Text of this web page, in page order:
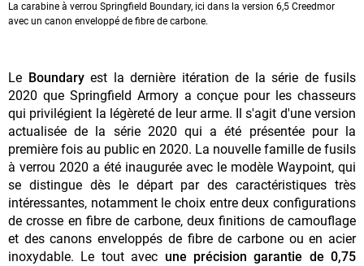
La carabine à verrou Springfield Boundary, ici dans la version 6,5 Creedmor
avec un canon enveloppé de fibre de carbone.
Le Boundary est la dernière itération de la série de fusils
2020 que Springfield Armory a conçue pour les chasseurs
qui privilégient la légèreté de leur arme. Il s'agit d'une version
actualisée de la série 2020 qui a été présentée pour la
première fois au public en 2020. La nouvelle famille de fusils
à verrou 2020 a été inaugurée avec le modèle Waypoint, qui
se distingue dès le départ par des caractéristiques très
intéressantes, notamment le choix entre deux configurations
de crosse en fibre de carbone, deux finitions de camouflage
et des canons enveloppés de fibre de carbone ou en acier
inoxydable. Le tout avec une précision garantie de 0,75